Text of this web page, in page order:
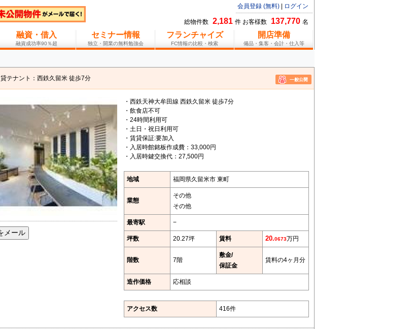
会員登録 (無料) ログイン
総物件数 2,181 件 お客様数 137,770 名
融資・借入
融資成功率90％超
セミナー情報
独立・開業の無料勉強会
フランチャイズ
FC情報の比較・検索
開店準備
備品・集客・会計・仕入等
貸テナント：西鉄久留米 徒歩7分
・西鉄天神大牟田線 西鉄久留米 徒歩7分
・飲食店不可
・24時間利用可
・土日・祝日利用可
・賃貸保証:要加入
・入居時館銘板作成費：33,000円
・入居時鍵交換代：27,500円
地域 福岡県久留米市 東町
業態
その他
その他
最寄駅 −
坪数 20.27坪 賃料 20.0673万円
階数 7階
敷金/
保証金
賃料の4ヶ月分
造作価格 応相談
アクセス数 416件